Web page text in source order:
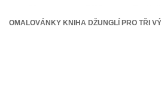
OMALOVÁNKY KNIHA DŽUNGLÍ PRO TŘI